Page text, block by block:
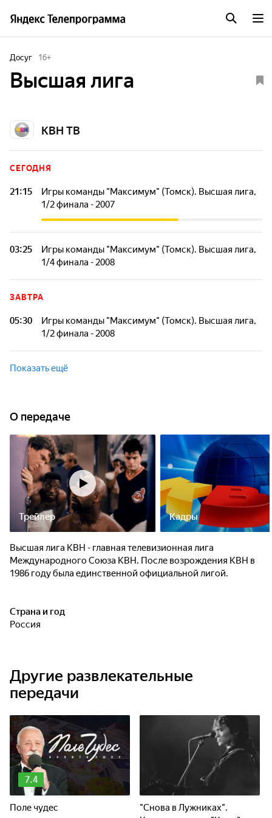
Досуг 16+
Высшая лига
КВН ТВ
СЕГОДНЯ
21:15
Игры команды "Максимум" (Томск). Высшая лига,
1/2 финала - 2007
Высшая лига КВН - главная телевизионная лига
Международного Союза КВН. После возрождения КВН в
1986 году была единственной официальной лигой.
03:25
Игры команды "Максимум" (Томск). Высшая лига,
1/4 финала - 2008
Высшая лига КВН - главная телевизионная лига
1986 году была единственной официальной лигой.
ЗАВТРА
05:30
Игры команды "Максимум" (Томск). Высшая лига,
1/2 финала - 2008
Высшая лига КВН - главная телевизионная лига
Международного Союза КВН. После возрождения КВН в
1986 году была единственной официальной лигой.
Показать ещё
О передаче
Трейлер Кадры
Высшая лига КВН - главная телевизионная лига
Международного Союза КВН. После возрождения КВН в
1986 году была единственной официальной лигой.
Страна и год
Россия
Другие развлекательные
передачи
7.4
Поле чудес
"Снова в Лужниках".